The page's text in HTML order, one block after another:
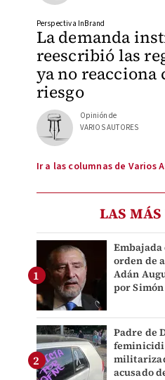
La demanda
reescribió las
ya no reacciona
riesgo
Perspectiva InBrand
Opinión de
VARIOS AUTORES
Ir a las columnas de Varios
LAS
orden de
Adán
por
Padre de
acusado